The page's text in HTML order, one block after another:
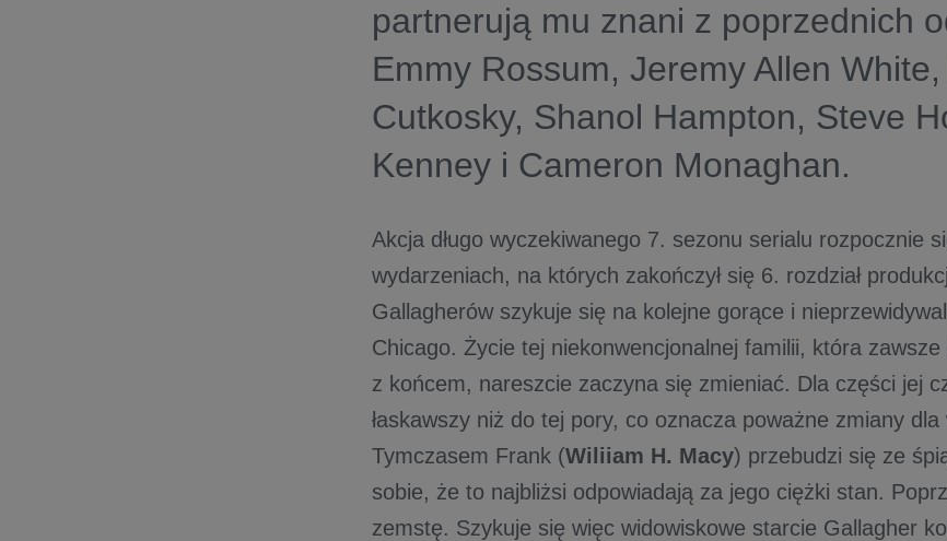
partnerują mu znani z poprzednich
Emmy Rossum, Jeremy Allen
Cutkosky, Shanol Hampton, Steve
Kenney i Cameron Monaghan.
Akcja długo wyczekiwanego 7. sezonu serialu rozpocznie
wydarzeniach, na których zakończył się 6. rozdział
Gallagherów szykuje się na kolejne gorące i
Chicago. Życie tej niekonwencjonalnej familii, która zawsze
z końcem, nareszcie zaczyna się zmieniać. Dla części jej
łaskawszy niż do tej pory, co oznacza poważne zmiany dla
Tymczasem Frank (Wiliiam H. Macy) przebudzi się ze
sobie, że to najbliżsi odpowiadają za jego ciężki stan.
zemstę. Szykuje się więc widowiskowe starcie Gallagher